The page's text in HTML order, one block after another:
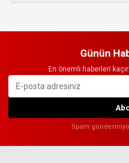
Günün
En önemli haberleri
Spam